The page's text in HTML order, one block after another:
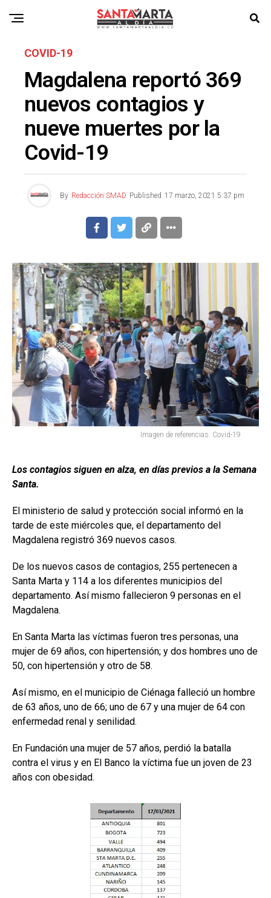
COVID-19
Magdalena reportó 369
nuevos contagios y
nueve muertes por la
Covid-19
By Redacción SMAD Published 17 marzo, 2021 5:37 pm
Imagen de referencias. Covid-19
Los contagios siguen en alza, en días previos a la Semana
Santa.
El ministerio de salud y protección social informó en la
tarde de este miércoles que, el departamento del
Magdalena registró 369 nuevos casos.
De los nuevos casos de contagios, 255 pertenecen a
Santa Marta y 114 a los diferentes municipios del
departamento. Así mismo fallecieron 9 personas en el
Magdalena.
En Santa Marta las víctimas fueron tres personas, una
mujer de 69 años, con hipertensión; y dos hombres uno de
50, con hipertensión y otro de 58.
Así mismo, en el municipio de Ciénaga falleció un hombre
de 63 años, uno de 66; uno de 67 y una mujer de 64 con
enfermedad renal y senilidad.
En Fundación una mujer de 57 años, perdió la batalla
contra el virus y en El Banco la víctima fue un joven de 23
años con obesidad.